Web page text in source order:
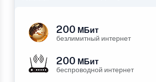
200 МБит
безлимитный интернет
200 МБит
беспроводной интернет